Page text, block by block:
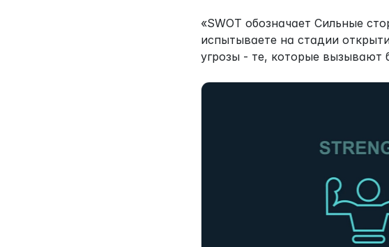
«SWOT обозначает Сильные
испытываете на стадии
угрозы - те, которые вызывают